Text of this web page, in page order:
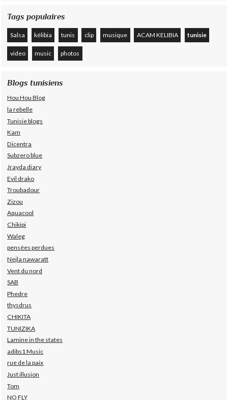
Tags populaires
Salsa kélibia tunis clip musique ACAM KELIBIA tunisie
video music photos
Blogs tunisiens
Hou Hou Blog
la rebelle
Tunisie blogs
Kam
Dicentra
Subzero blue
Jrayda diary
Evil drako
Troubadour
Zizou
Aquacool
Chikipi
Waleg
pensées perdues
Nejla nawaratt
Vent du nord
SAB
Phedre
thysdrus
CHIKITA
TUNIZIKA
Lamine in the states
adibs1 Music
rue de la paix
Just illusion
Tom
NO FLY